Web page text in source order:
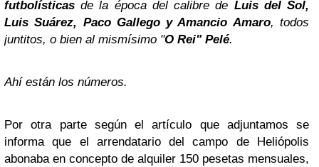
futbolísticas de la época del calibre de Luis del Sol,
Luis Suárez, Paco Gallego y Amancio Amaro, todos
juntitos, o bien al mismísimo "O Rei" Pelé.
Ahí están los números.
Por otra parte según el artículo que adjuntamos se
informa que el arrendatario del campo de Heliópolis
abonaba en concepto de alquiler 150 pesetas mensuales,